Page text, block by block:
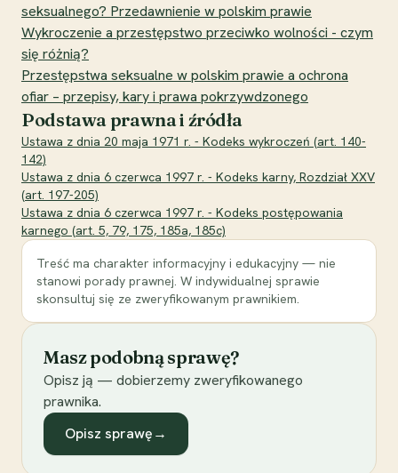
seksualnego? Przedawnienie w polskim prawie
Wykroczenie a przestępstwo przeciwko wolności - czym
się różnią?
Przestępstwa seksualne w polskim prawie a ochrona
ofiar – przepisy, kary i prawa pokrzywdzonego
Podstawa prawna i źródła
Ustawa z dnia 20 maja 1971 r. - Kodeks wykroczeń (art. 140-
142)
Ustawa z dnia 6 czerwca 1997 r. - Kodeks karny, Rozdział XXV
(art. 197-205)
Ustawa z dnia 6 czerwca 1997 r. - Kodeks postępowania
karnego (art. 5, 79, 175, 185a, 185c)
Treść ma charakter informacyjny i edukacyjny — nie
stanowi porady prawnej. W indywidualnej sprawie
skonsultuj się ze zweryfikowanym prawnikiem.
Masz podobną sprawę?
Opisz ją — dobierzemy zweryfikowanego
prawnika.
Opisz sprawę→